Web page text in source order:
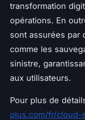
transformation
opérations. En
sont assurées par
comme les
sinistre,
aux utilisateurs.
Pour plus de
plus.com/fr/cloud-